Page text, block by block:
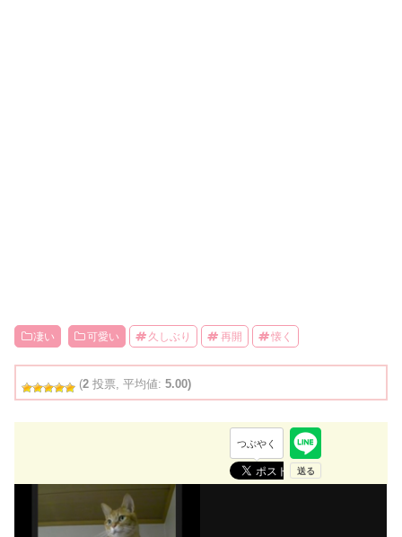
凄い 可愛い 久しぶり 再開 懐く
(2 投票, 平均値:5.00)
つぶやく